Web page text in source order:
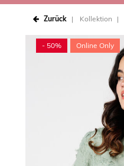
Zurück Kollektion
- 50% Online Only